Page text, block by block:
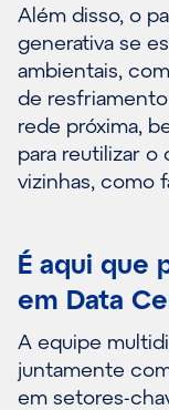
Além disso, o
generativa se
ambientais,
de
rede próxima,
para reutilizar o
vizinhas, como
É aqui que
em Data
A equipe
juntamente
em setores-